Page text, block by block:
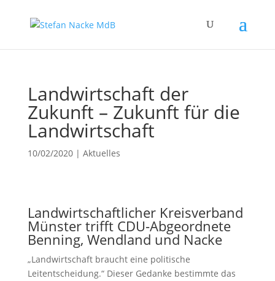
Landwirtschaft der
Zukunft – Zukunft für die
Landwirtschaft
10/02/2020| Aktuelles
Landwirtschaftlicher Kreisverband
Münster trifft CDU-Abgeordnete
Benning, Wendland und Nacke
„Landwirtschaft braucht eine politische
Leitentscheidung.“ Dieser Gedanke bestimmte das